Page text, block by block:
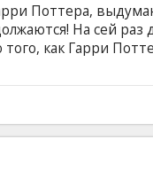
Поттера,
На сей раз
как Гарри
в мире. Встреча с
чемодан случайно
Скамандером,
на латышском и